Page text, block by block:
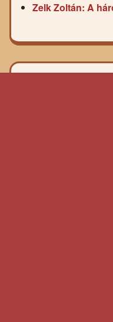
Zelk Zoltán: A